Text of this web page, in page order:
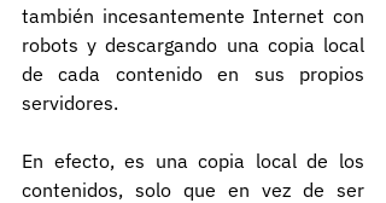
también incesantemente Internet con
robots y descargando una copia local
de cada contenido en sus propios
servidores.
En efecto, es una copia local de los
contenidos, solo que en vez de ser